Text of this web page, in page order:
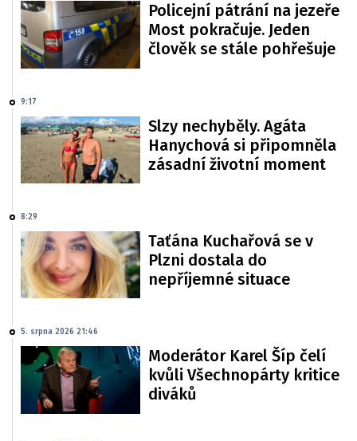
Policejní pátrání na jezeře
Most pokračuje. Jeden
člověk se stále pohřešuje
9:17
Slzy nechyběly. Agáta
Hanychová si připomněla
zásadní životní moment
8:29
Taťána Kuchařová se v
Plzni dostala do
nepříjemné situace
5. srpna 2026 21:46
Moderátor Karel Šíp čelí
kvůli Všechnopárty kritice
diváků